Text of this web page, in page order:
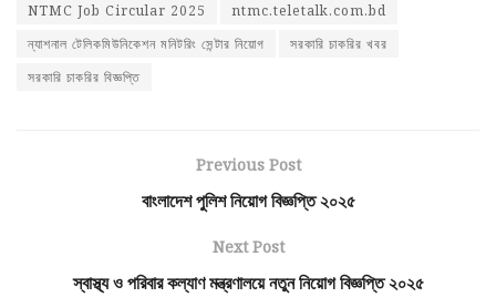
NTMC Job Circular 2025
ntmc.teletalk.com.bd
ন্যাশনাল টেলিকমিউনিকেশন মনিটরিং সেন্টার নিয়োগ
সরকারি চাকরির খবর
সরকারি চাকরির বিজ্ঞপ্তি
Previous Post
বাংলাদেশ পুলিশ নিয়োগ বিজ্ঞপ্তি ২০২৫
Next Post
স্বাস্থ্য ও পরিবার কল্যাণ মন্ত্রণালয়ে নতুন নিয়োগ বিজ্ঞপ্তি ২০২৫